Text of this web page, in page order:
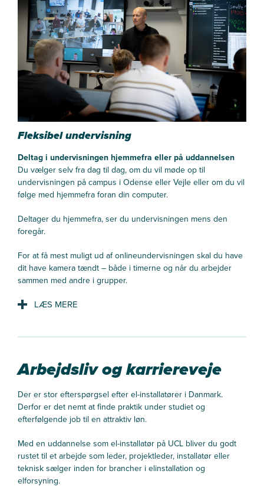
Fleksibel undervisning
Deltag i undervisningen hjemmefra eller på uddannelsen
Du vælger selv fra dag til dag, om du vil møde op til
undervisningen på campus i Odense eller Vejle eller om du vil
følge med hjemmefra foran din computer.
Deltager du hjemmefra, ser du undervisningen mens den
foregår.
For at få mest muligt ud af onlineundervisningen skal du have
dit have kamera tændt – både i timerne og når du arbejder
sammen med andre i grupper.
sidder derhjemme eller møder op fysisk i Odense eller Vejle.
Vores video-udstyr gør, at du kan deltage i gruppearbejde og
kommunikere med både undervisere og medstuderende,
selvom du sidder derhjemme.
Undervisning 3 - 4 dage om ugen
Der er undervisningsaktiviteter tre til fire dage om ugen.
Undervisning, faglig vejledning og andre studieaktiviteter
foregår både virtuelt via fjernundervisning og ved fysisk
fremmøde på en af UCL’s lokationer i Vejle eller Odense.
Arbejdsliv og karriereveje
Der er stor efterspørgsel efter el-installatører i Danmark.
Derfor er det nemt at finde praktik under studiet og
efterfølgende job til en attraktiv løn.
Med en uddannelse som el-installatør på UCL bliver du godt
rustet til et arbejde som leder, projektleder, installatør eller
teknisk sælger inden for brancher i elinstallation og
elforsyning.